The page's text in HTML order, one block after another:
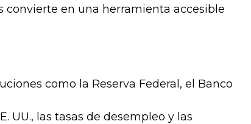
convierte en una herramienta accesible
como la Reserva Federal, el Banco
UU., las tasas de desempleo y las